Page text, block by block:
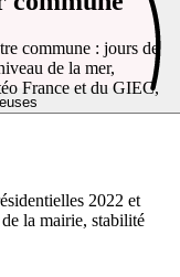
commune : jours de
de la mer,
France et du GIEC,
2022 et
la mairie, stabilité